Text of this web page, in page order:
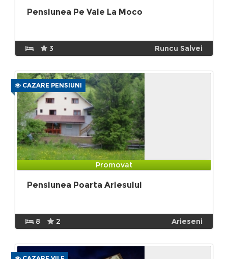
Pensiunea Pe Vale La Moco
3 Runcu Salvei
CAZARE PENSIUNI
Promovat
Pensiunea Poarta Ariesului
8 2 Arieseni